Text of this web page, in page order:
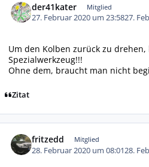
der41kater Mitglied
27. Februar 2020 um 23:5827.
Um den Kolben zurück zu
Spezialwerkzeug!!!
Ohne dem, braucht man nicht
Zitat
fritzedd Mitglied
28. Februar 2020 um 08:0128.